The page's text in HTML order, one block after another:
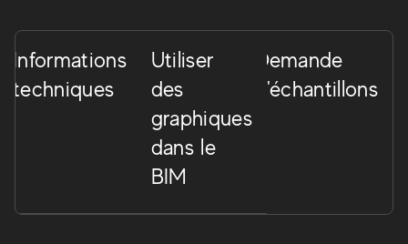
Informations
techniques
Utiliser
des
graphiques
dans le
BIM
Demande
d'échantillons